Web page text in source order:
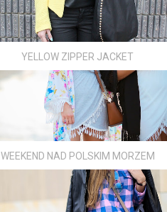
YELLOW ZIPPER JACKET
WEEKEND NAD POLSKIM MORZEM